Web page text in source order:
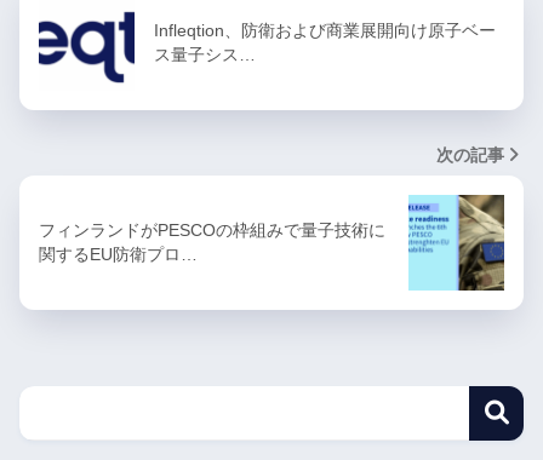
Infleqtion、防衛および商業展開向け原子ベー
ス量子シス…
次の記事
フィンランドがPESCOの枠組みで量子技術に
関するEU防衛プロ…